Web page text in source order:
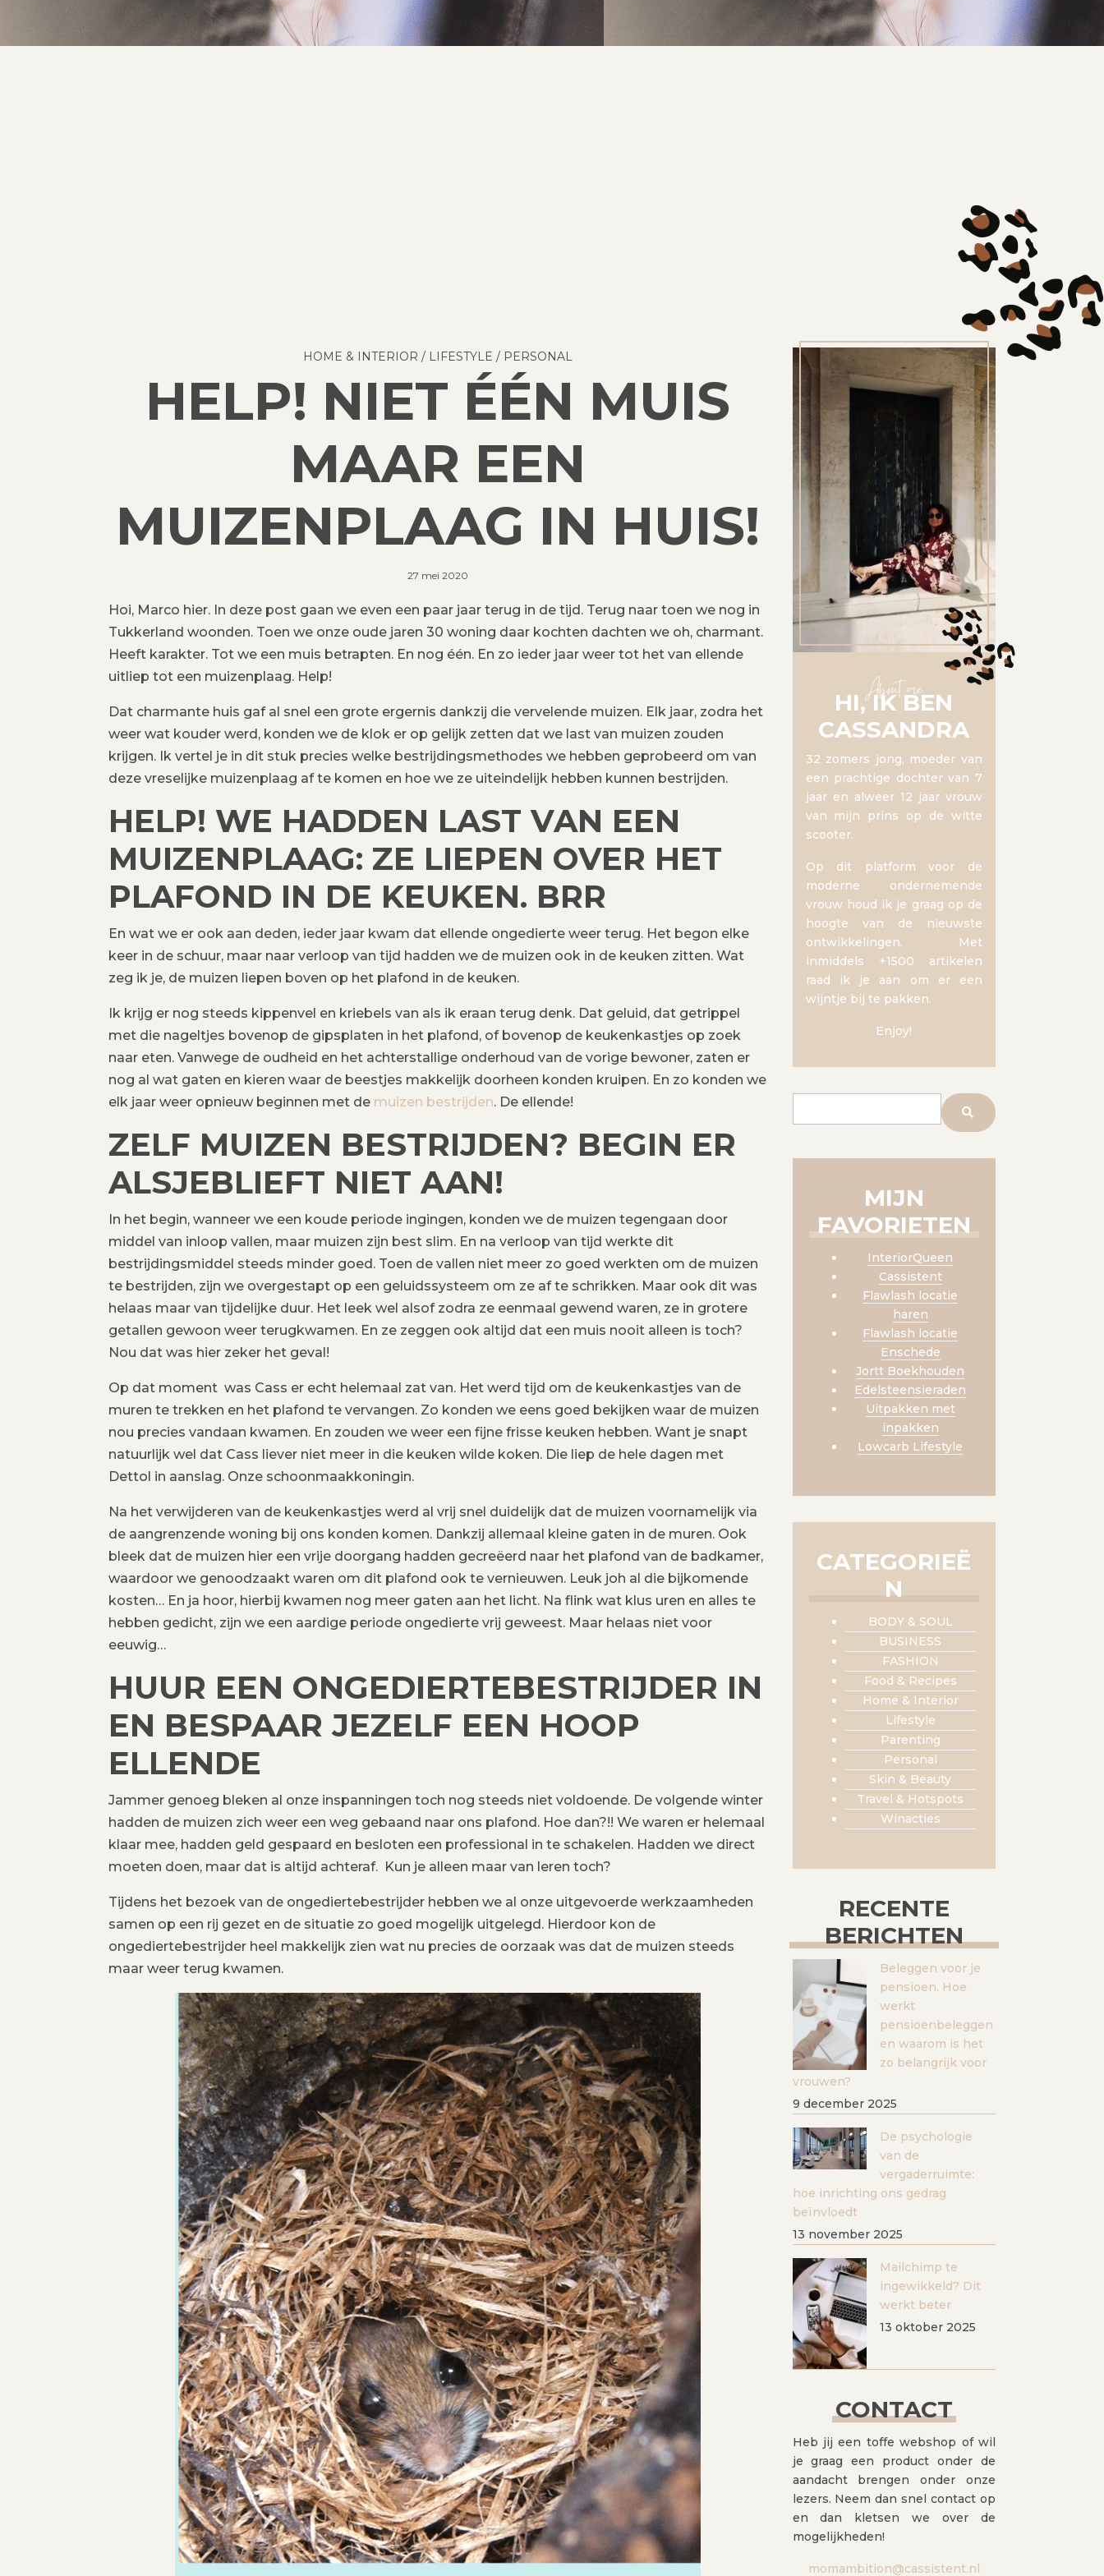
HOME & INTERIOR / LIFESTYLE / PERSONAL
HELP! NIET ÉÉN MUIS
MAAR EEN
MUIZENPLAAG IN HUIS!
27 mei 2020
Hoi, Marco hier. In deze post gaan we even een paar jaar terug in de tijd. Terug naar toen we nog in
Tukkerland woonden. Toen we onze oude jaren 30 woning daar kochten dachten we oh, charmant.
Heeft karakter. Tot we een muis betrapten. En nog één. En zo ieder jaar weer tot het van ellende
uitliep tot een muizenplaag. Help!
Dat charmante huis gaf al snel een grote ergernis dankzij die vervelende muizen. Elk jaar, zodra het
weer wat kouder werd, konden we de klok er op gelijk zetten dat we last van muizen zouden
krijgen. Ik vertel je in dit stuk precies welke bestrijdingsmethodes we hebben geprobeerd om van
deze vreselijke muizenplaag af te komen en hoe we ze uiteindelijk hebben kunnen bestrijden.
HELP! WE HADDEN LAST VAN EEN
MUIZENPLAAG: ZE LIEPEN OVER HET
PLAFOND IN DE KEUKEN. BRR
En wat we er ook aan deden, ieder jaar kwam dat ellende ongedierte weer terug. Het begon elke
keer in de schuur, maar naar verloop van tijd hadden we de muizen ook in de keuken zitten. Wat
zeg ik je, de muizen liepen boven op het plafond in de keuken.
Ik krijg er nog steeds kippenvel en kriebels van als ik eraan terug denk. Dat geluid, dat getrippel
met die nageltjes bovenop de gipsplaten in het plafond, of bovenop de keukenkastjes op zoek
naar eten. Vanwege de oudheid en het achterstallige onderhoud van de vorige bewoner, zaten er
nog al wat gaten en kieren waar de beestjes makkelijk doorheen konden kruipen. En zo konden we
elk jaar weer opnieuw beginnen met de muizen bestrijden. De ellende!
ZELF MUIZEN BESTRIJDEN? BEGIN ER
ALSJEBLIEFT NIET AAN!
In het begin, wanneer we een koude periode ingingen, konden we de muizen tegengaan door
middel van inloop vallen, maar muizen zijn best slim. En na verloop van tijd werkte dit
bestrijdingsmiddel steeds minder goed. Toen de vallen niet meer zo goed werkten om de muizen
te bestrijden, zijn we overgestapt op een geluidssysteem om ze af te schrikken. Maar ook dit was
helaas maar van tijdelijke duur. Het leek wel alsof zodra ze eenmaal gewend waren, ze in grotere
getallen gewoon weer terugkwamen. En ze zeggen ook altijd dat een muis nooit alleen is toch?
Nou dat was hier zeker het geval!
Op dat moment was Cass er echt helemaal zat van. Het werd tijd om de keukenkastjes van de
muren te trekken en het plafond te vervangen. Zo konden we eens goed bekijken waar de muizen
nou precies vandaan kwamen. En zouden we weer een fijne frisse keuken hebben. Want je snapt
natuurlijk wel dat Cass liever niet meer in die keuken wilde koken. Die liep de hele dagen met
Dettol in aanslag. Onze schoonmaakkoningin.
Na het verwijderen van de keukenkastjes werd al vrij snel duidelijk dat de muizen voornamelijk via
de aangrenzende woning bij ons konden komen. Dankzij allemaal kleine gaten in de muren. Ook
bleek dat de muizen hier een vrije doorgang hadden gecreëerd naar het plafond van de badkamer,
waardoor we genoodzaakt waren om dit plafond ook te vernieuwen. Leuk joh al die bijkomende
kosten… En ja hoor, hierbij kwamen nog meer gaten aan het licht. Na flink wat klus uren en alles te
hebben gedicht, zijn we een aardige periode ongedierte vrij geweest. Maar helaas niet voor
eeuwig…
HUUR EEN ONGEDIERTEBESTRIJDER IN
EN BESPAAR JEZELF EEN HOOP
ELLENDE
Jammer genoeg bleken al onze inspanningen toch nog steeds niet voldoende. De volgende winter
hadden de muizen zich weer een weg gebaand naar ons plafond. Hoe dan?!! We waren er helemaal
klaar mee, hadden geld gespaard en besloten een professional in te schakelen. Hadden we direct
moeten doen, maar dat is altijd achteraf. Kun je alleen maar van leren toch?
Tijdens het bezoek van de ongediertebestrijder hebben we al onze uitgevoerde werkzaamheden
samen op een rij gezet en de situatie zo goed mogelijk uitgelegd. Hierdoor kon de
ongediertebestrijder heel makkelijk zien wat nu precies de oorzaak was dat de muizen steeds
maar weer terug kwamen.
About me
HI, IK BEN
CASSANDRA
32 zomers jong, moeder van
een prachtige dochter van 7
jaar en alweer 12 jaar vrouw
van mijn prins op de witte
scooter.
Op dit platform voor de
moderne ondernemende
vrouw houd ik je graag op de
hoogte van de nieuwste
ontwikkelingen. Met
inmiddels +1500 artikelen
raad ik je aan om er een
wijntje bij te pakken.
Enjoy!
MIJN
FAVORIETEN
InteriorQueen
Cassistent
Flawlash locatie
haren
Flawlash locatie
Enschede
Jortt Boekhouden
Edelsteensieraden
Uitpakken met
inpakken
Lowcarb Lifestyle
CATEGORIEË
N
BODY & SOUL
BUSINESS
FASHION
Food & Recipes
Home & Interior
Lifestyle
Parenting
Personal
Skin & Beauty
Travel & Hotspots
Winacties
RECENTE
BERICHTEN
Beleggen voor je
pensioen. Hoe
werkt
pensioenbeleggen
en waarom is het
zo belangrijk voor
vrouwen?
9 december 2025
De psychologie
van de
vergaderruimte:
hoe inrichting ons gedrag
beïnvloedt
13 november 2025
Mailchimp te
ingewikkeld? Dit
werkt beter
13 oktober 2025
CONTACT
Heb jij een toffe webshop of wil
je graag een product onder de
aandacht brengen onder onze
lezers. Neem dan snel contact op
en dan kletsen we over de
mogelijkheden!
momambition@cassistent.nl